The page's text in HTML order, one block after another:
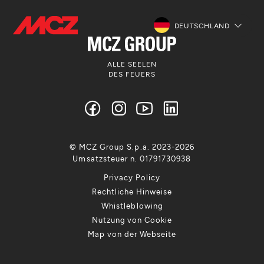
DEUTSCHLAND
ALLE SEELEN
DES FEUERS
Privacy Policy
Rechtliche Hinweise
Whistleblowing
Nutzung von Cookie
Map von der Webseite
© MCZ Group S.p.a. 2023-2026
Umsatzsteuer n. 01791730938